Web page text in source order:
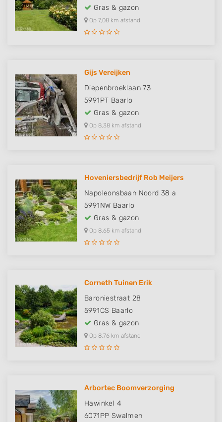
Gras & gazon
Op 7,08 km afstand
Gijs Vereijken
Diepenbroeklaan 73
5991PT Baarlo
Gras & gazon
Op 8,38 km afstand
Hoveniersbedrijf Rob Meijers
Napoleonsbaan Noord 38 a
5991NW Baarlo
Gras & gazon
Op 8,65 km afstand
Corneth Tuinen Erik
Baroniestraat 28
5991CS Baarlo
Gras & gazon
Op 8,76 km afstand
Arbortec Boomverzorging
Hawinkel 4
6071PP Swalmen